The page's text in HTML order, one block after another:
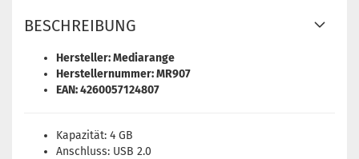
BESCHREIBUNG
Hersteller: Mediarange
Herstellernummer: MR907
EAN: 4260057124807
Kapazität: 4 GB
Anschluss: USB 2.0